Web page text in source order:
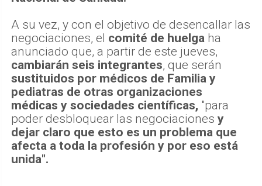
A su vez, y con el objetivo de desencallar las
negociaciones, el comité de huelga ha
anunciado que, a partir de este jueves,
cambiarán seis integrantes, que serán
sustituidos por médicos de Familia y
pediatras de otras organizaciones
médicas y sociedades científicas, "para
poder desbloquear las negociaciones y
dejar claro que esto es un problema que
afecta a toda la profesión y por eso está
unida".